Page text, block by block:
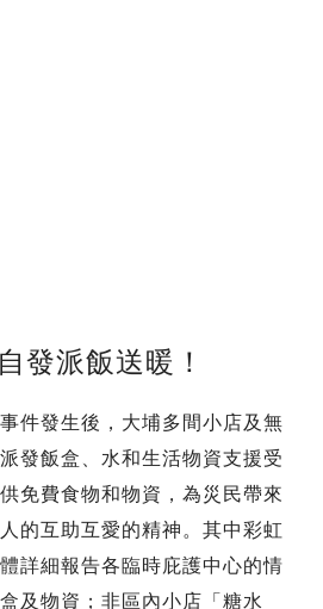
發派飯送暖！
件發生後，大埔多間小店及無
發飯盒、水和生活物資支援受
免費食物和物資，為災民帶來
的互助互愛的精神。其中彩虹
詳細報告各臨時庇護中心的情
及物資；非區內小店「糖水